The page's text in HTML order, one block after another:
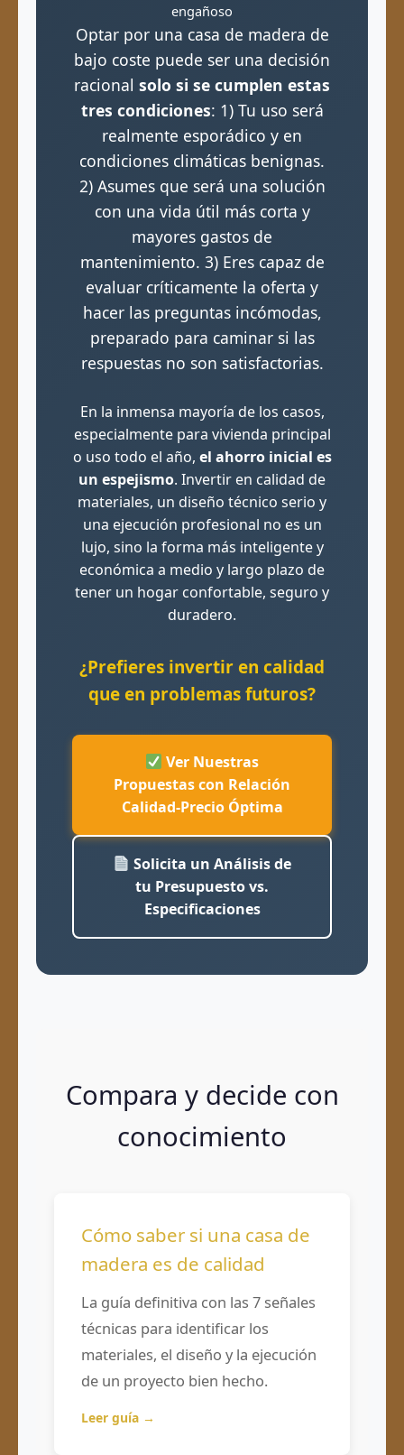
engañoso
Optar por una casa de madera de
bajo coste puede ser una decisión
racional solo si se cumplen estas
tres condiciones: 1) Tu uso será
realmente esporádico y en
condiciones climáticas benignas.
2) Asumes que será una solución
con una vida útil más corta y
mayores gastos de
mantenimiento. 3) Eres capaz de
evaluar críticamente la oferta y
hacer las preguntas incómodas,
preparado para caminar si las
respuestas no son satisfactorias.
En la inmensa mayoría de los casos,
especialmente para vivienda principal
o uso todo el año, el ahorro inicial es
un espejismo. Invertir en calidad de
materiales, un diseño técnico serio y
una ejecución profesional no es un
lujo, sino la forma más inteligente y
económica a medio y largo plazo de
tener un hogar confortable, seguro y
duradero.
¿Prefieres invertir en calidad
que en problemas futuros?
Ver Nuestras
Propuestas con Relación
Calidad-Precio Óptima
Solicita un Análisis de
tu Presupuesto vs.
Especificaciones
Compara y decide con
conocimiento
Cómo saber si una casa de
madera es de calidad
La guía definitiva con las 7 señales
técnicas para identificar los
materiales, el diseño y la ejecución
de un proyecto bien hecho.
Leer guía →